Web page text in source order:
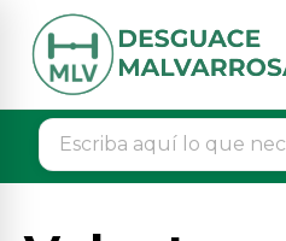
Inicio Piezas vehículos